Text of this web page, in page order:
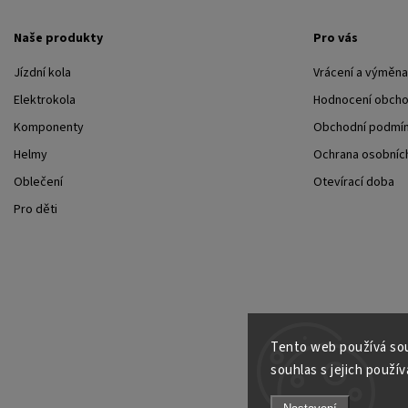
Tento web používá
souhlas s jejich
Naše produkty
Jízdní kola
Elektrokola
Komponenty
Helmy
Oblečení
Pro děti
Pro vás
Vrácení a
Hodnocení
Obchodní
Ochrana
Otevírací doba